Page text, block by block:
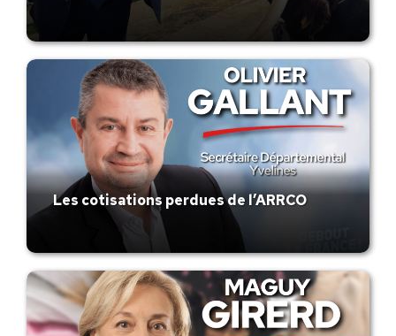
Les cotisations perdues de l’ARRCO